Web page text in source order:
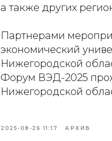
а также других
Партнерами
экономический
Нижегородской
Форум ВЭД-2025
Нижегородской
2025-08-26 11:17 АРХИВ